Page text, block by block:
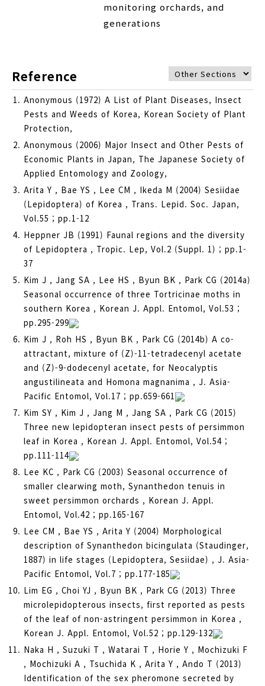
monitoring orchards, and
generations
Reference
Anonymous (1972) A List of Plant Diseases, Insect
Pests and Weeds of Korea, Korean Society of Plant
Protection,
Anonymous (2006) Major Insect and Other Pests of
Economic Plants in Japan, The Japanese Society of
Applied Entomology and Zoology,
Arita Y , Bae YS , Lee CM , Ikeda M (2004) Sesiidae
(Lepidoptera) of Korea , Trans. Lepid. Soc. Japan,
Vol.55 ; pp.1-12
Heppner JB (1991) Faunal regions and the diversity
of Lepidoptera , Tropic. Lep, Vol.2 (Suppl. 1) ; pp.1-
37
Kim J , Jang SA , Lee HS , Byun BK , Park CG (2014a)
Seasonal occurrence of three Tortricinae moths in
southern Korea , Korean J. Appl. Entomol, Vol.53 ;
pp.295-299
Kim J , Roh HS , Byun BK , Park CG (2014b) A co-
attractant, mixture of (Z)-11-tetradecenyl acetate
and (Z)-9-dodecenyl acetate, for Neocalyptis
angustilineata and Homona magnanima , J. Asia-
Pacific Entomol, Vol.17 ; pp.659-661
Kim SY , Kim J , Jang M , Jang SA , Park CG (2015)
Three new lepidopteran insect pests of persimmon
leaf in Korea , Korean J. Appl. Entomol, Vol.54 ;
pp.111-114
Lee KC , Park CG (2003) Seasonal occurrence of
smaller clearwing moth, Synanthedon tenuis in
sweet persimmon orchards , Korean J. Appl.
Entomol, Vol.42 ; pp.165-167
Lee CM , Bae YS , Arita Y (2004) Morphological
description of Synanthedon bicingulata (Staudinger,
1887) in life stages (Lepidoptera, Sesiidae) , J. Asia-
Pacific Entomol, Vol.7 ; pp.177-185
Lim EG , Choi YJ , Byun BK , Park CG (2013) Three
microlepidopterous insects, first reported as pests
of the leaf of non-astringent persimmon in Korea ,
Korean J. Appl. Entomol, Vol.52 ; pp.129-132
Naka H , Suzuki T , Watarai T , Horie Y , Mochizuki F
, Mochizuki A , Tsuchida K , Arita Y , Ando T (2013)
Identification of the sex pheromone secreted by